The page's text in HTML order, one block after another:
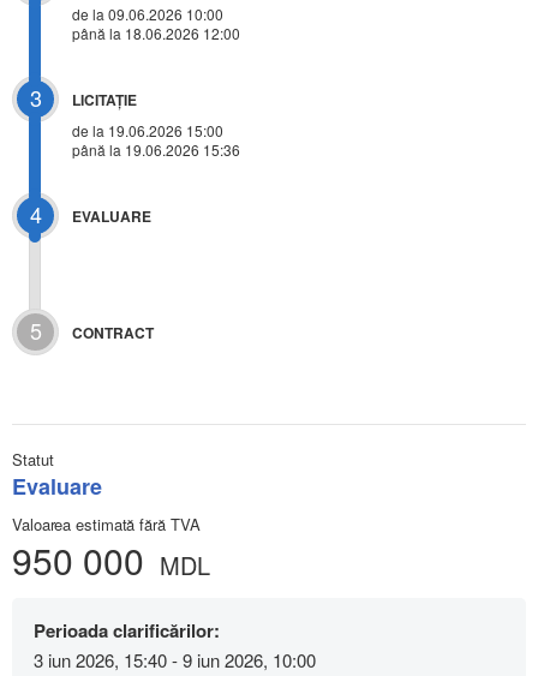
de la 09.06.2026 10:00
până la 18.06.2026 12:00
3 LICITAŢIE
de la 19.06.2026 15:00
până la 19.06.2026 15:36
4 EVALUARE
5 CONTRACT
Statut
Evaluare
Valoarea estimată fără TVA
950 000 MDL
Perioada clarificărilor:
3 iun 2026, 15:40 - 9 iun 2026, 10:00